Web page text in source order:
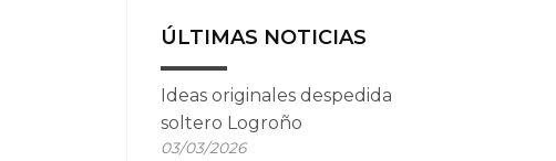
ÚLTIMAS NOTICIAS
Ideas originales despedida
soltero Logroño
03/03/2026